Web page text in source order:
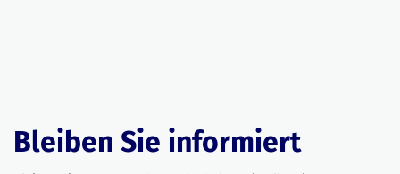
Bleiben Sie informiert